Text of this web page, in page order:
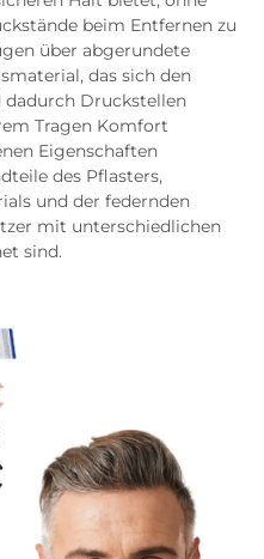
beim Entfernen zu
über abgerundete
das sich den
dadurch Druckstellen
Tragen Komfort
Eigenschaften
des Pflasters,
und der federnden
mit unterschiedlichen
sind.